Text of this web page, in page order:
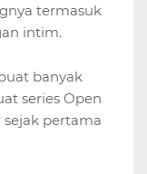
termasuk
intim.
banyak
series Open
pertama